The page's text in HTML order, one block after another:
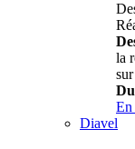
la
En
Diavel